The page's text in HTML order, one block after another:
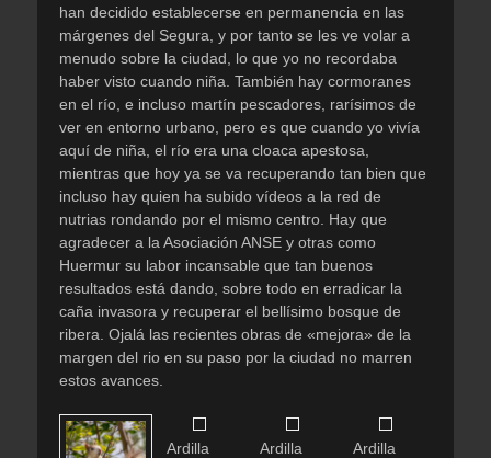
han decidido establecerse en permanencia en las
márgenes del Segura, y por tanto se les ve volar a
menudo sobre la ciudad, lo que yo no recordaba
haber visto cuando niña. También hay cormoranes
en el río, e incluso martín pescadores, rarísimos de
ver en entorno urbano, pero es que cuando yo vivía
aquí de niña, el río era una cloaca apestosa,
mientras que hoy ya se va recuperando tan bien que
incluso hay quien ha subido vídeos a la red de
nutrias rondando por el mismo centro. Hay que
agradecer a la Asociación ANSE y otras como
Huermur su labor incansable que tan buenos
resultados está dando, sobre todo en erradicar la
caña invasora y recuperar el bellísimo bosque de
ribera. Ojalá las recientes obras de «mejora» de la
margen del rio en su paso por la ciudad no marren
estos avances.
Ardilla
Ardilla
Ardilla